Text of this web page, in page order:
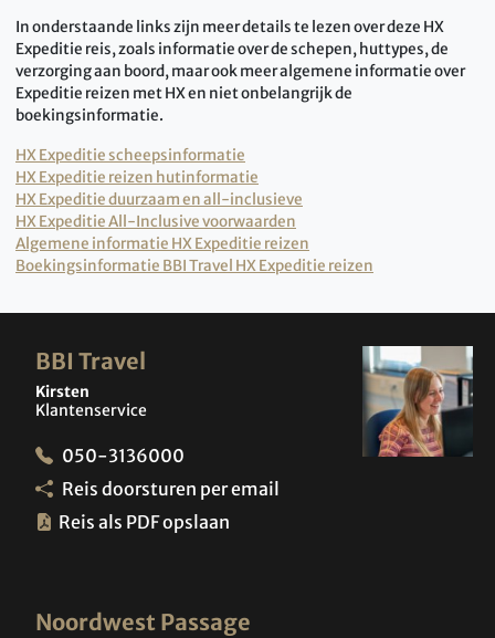
In onderstaande links zijn meer details te lezen over deze HX
Expeditie reis, zoals informatie over de schepen, huttypes, de
verzorging aan boord, maar ook meer algemene informatie over
Expeditie reizen met HX en niet onbelangrijk de
boekingsinformatie.
HX Expeditie scheepsinformatie
HX Expeditie reizen hutinformatie
HX Expeditie duurzaam en all-inclusieve
HX Expeditie All-Inclusive voorwaarden
Algemene informatie HX Expeditie reizen
Boekingsinformatie BBI Travel HX Expeditie reizen
Noordwest Passage
BBI Travel
Kirsten
Klantenservice
050-3136000
Reis doorsturen per email
Reis als PDF opslaan